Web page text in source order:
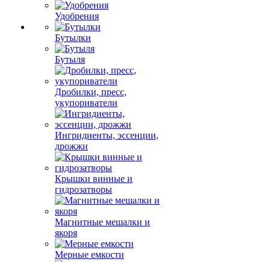
Удобрения
Бутылки
Бутыля
Дробилки, пресс,
укупориватели
Ингридиенты, эссенции,
дрожжи
Крышки винные и
гидрозатворы
Магнитные мешалки и
якоря
Мерные емкости